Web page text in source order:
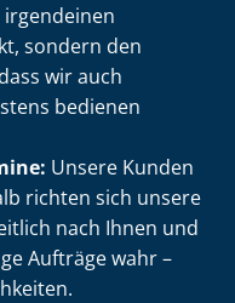
sondern den
wir auch
bedienen
Unsere Kunden
richten sich unsere
nach Ihnen und
Aufträge wahr –